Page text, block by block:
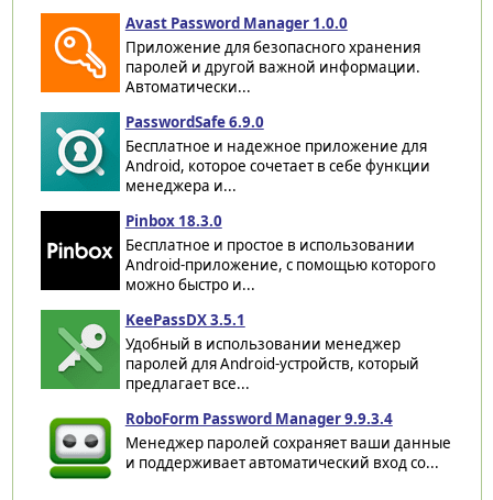
Avast Password Manager 1.0.0
Приложение для безопасного хранения
паролей и другой важной информации.
Автоматически...
PasswordSafe 6.9.0
Бесплатное и надежное приложение для
Android, которое сочетает в себе функции
менеджера и...
Pinbox 18.3.0
Бесплатное и простое в использовании
Android-приложение, с помощью которого
можно быстро и...
KeePassDX 3.5.1
Удобный в использовании менеджер
паролей для Android-устройств, который
предлагает все...
RoboForm Password Manager 9.9.3.4
Менеджер паролей сохраняет ваши данные
и поддерживает автоматический вход со...